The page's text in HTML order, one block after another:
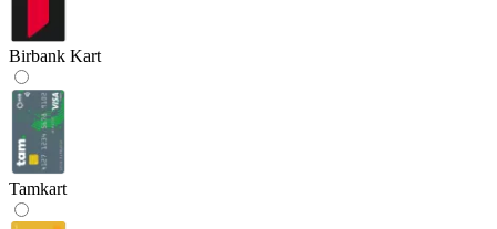
Birbank Kart
Tamkart